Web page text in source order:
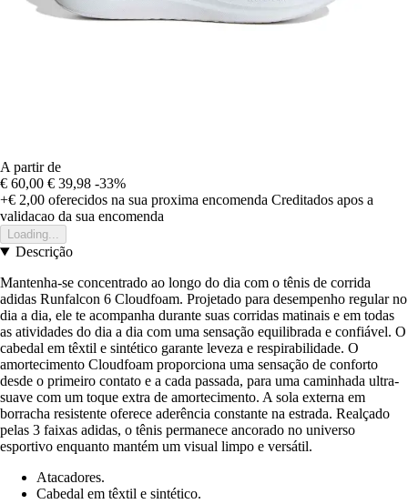
A partir de
€ 60,00 € 39,98 -33%
+€ 2,00 oferecidos na sua proxima encomenda Creditados apos a
validacao da sua encomenda
Loading...
Descrição
Mantenha-se concentrado ao longo do dia com o tênis de corrida
adidas Runfalcon 6 Cloudfoam. Projetado para desempenho regular no
dia a dia, ele te acompanha durante suas corridas matinais e em todas
as atividades do dia a dia com uma sensação equilibrada e confiável. O
cabedal em têxtil e sintético garante leveza e respirabilidade. O
amortecimento Cloudfoam proporciona uma sensação de conforto
desde o primeiro contato e a cada passada, para uma caminhada ultra-
suave com um toque extra de amortecimento. A sola externa em
borracha resistente oferece aderência constante na estrada. Realçado
pelas 3 faixas adidas, o tênis permanece ancorado no universo
esportivo enquanto mantém um visual limpo e versátil.
Atacadores.
Cabedal em têxtil e sintético.